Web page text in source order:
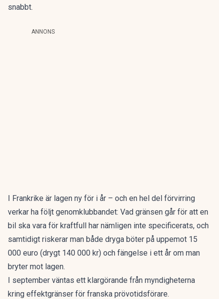
snabbt.
ANNONS
I Frankrike är lagen ny för i år – och en hel del förvirring
verkar ha följt genomklubbandet: Vad gränsen går för att en
bil ska vara för kraftfull har nämligen inte specificerats, och
samtidigt riskerar man både dryga böter på uppemot 15
000 euro (drygt 140 000 kr) och fängelse i ett år om man
bryter mot lagen.
I september väntas ett klargörande från myndigheterna
kring effektgränser för franska prövotidsförare.